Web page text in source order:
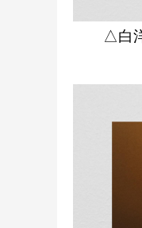
△白洋